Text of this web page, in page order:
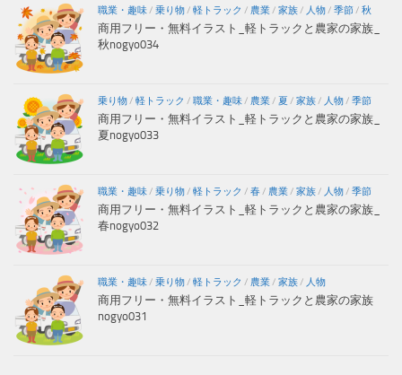
職業・趣味/ 乗り物/ 軽トラック / 農業/ 家族/ 人物/ 季節/ 秋
商用フリー・無料イラスト_軽トラックと農家の家族_
秋nogyo034
乗り物/ 軽トラック / 職業・趣味/ 農業/ 夏 / 家族/ 人物/ 季節
商用フリー・無料イラスト_軽トラックと農家の家族_
夏nogyo033
職業・趣味/ 乗り物/ 軽トラック / 春/ 農業/ 家族/ 人物/ 季節
商用フリー・無料イラスト_軽トラックと農家の家族_
春nogyo032
職業・趣味/ 乗り物/ 軽トラック / 農業/ 家族/ 人物
商用フリー・無料イラスト_軽トラックと農家の家族
nogyo031